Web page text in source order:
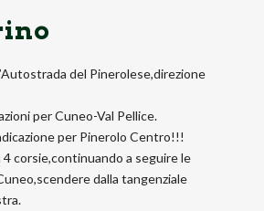
del Pinerolese,direzione
per Cuneo-Val Pellice.
per Pinerolo Centro!!!
corsie,continuando a seguire le
dalla tangenziale